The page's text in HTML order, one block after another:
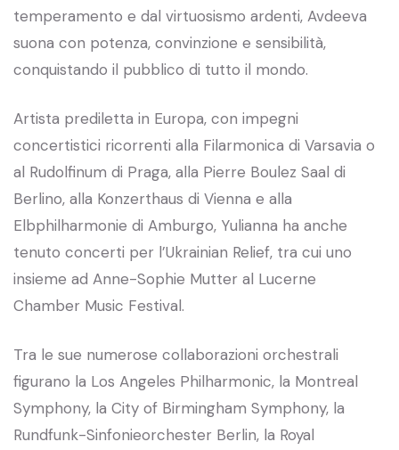
temperamento e dal virtuosismo ardenti, Avdeeva
suona con potenza, convinzione e sensibilità,
conquistando il pubblico di tutto il mondo.
Artista prediletta in Europa, con impegni
concertistici ricorrenti alla Filarmonica di Varsavia o
al Rudolfinum di Praga, alla Pierre Boulez Saal di
Berlino, alla Konzerthaus di Vienna e alla
Elbphilharmonie di Amburgo, Yulianna ha anche
tenuto concerti per l’Ukrainian Relief, tra cui uno
insieme ad Anne-Sophie Mutter al Lucerne
Chamber Music Festival.
Tra le sue numerose collaborazioni orchestrali
figurano la Los Angeles Philharmonic, la Montreal
Symphony, la City of Birmingham Symphony, la
Rundfunk-Sinfonieorchester Berlin, la Royal